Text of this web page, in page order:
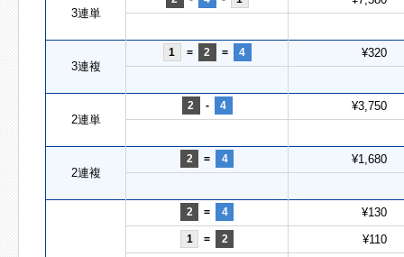
3連単
3連複
1 = 2 = 4 ¥320
2連単
2 - 4 ¥3,750
2連複
2 = 4 ¥1,680
2 = 4 ¥130
1 = 2 ¥110